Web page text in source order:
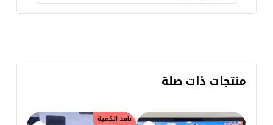
منتجات ذات صلة
نافد الكمية